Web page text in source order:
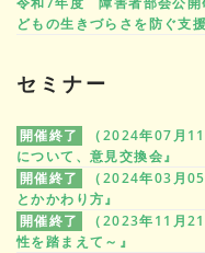
どもの生きづらさを防ぐ支
セミナー
開催終了
（2024年07月
について、意見交換会』
開催終了
（2024年03月
とかかわり方』
開催終了
（2023年11月
性を踏まえて～』